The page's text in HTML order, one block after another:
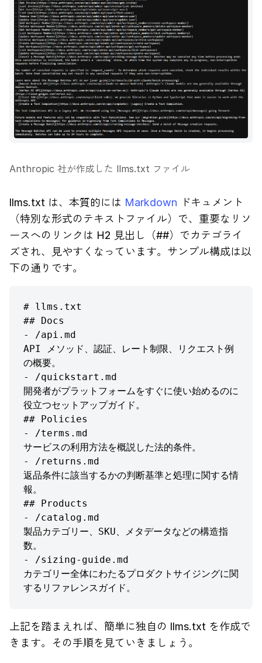
Anthropic 社が作成した llms.txt ファイル
llms.txt は、本質的には Markdown ドキュメント
（特別な形式のテキストファイル）で、重要なリソ
ースへのリンクは H2 見出し（##）でカテゴライ
ズされ、見やすくなっています。サンプル構成は以
下の通りです。
# llms.txt
## Docs
- /api.md
API メソッド、認証、レート制限、リクエスト例
の概要。
- /quickstart.md
開発者がプラットフォームをすぐに使い始めるのに
役立つセットアップガイド。
## Policies
- /terms.md
サービスの利用方法を概説した法的条件。
- /returns.md
返品条件に該当するかの判断基準と処理に関する情
報。
## Products
- /catalog.md
製品カテゴリー、SKU、メタデータなどの構造指
数。
- /sizing-guide.md
カテゴリー全体にわたるプロダクトサイジングに関
するリファレンスガイド。
上記を踏まえれば、簡単に独自の llms.txt を作成で
きます。その手順を見ていきましょう。